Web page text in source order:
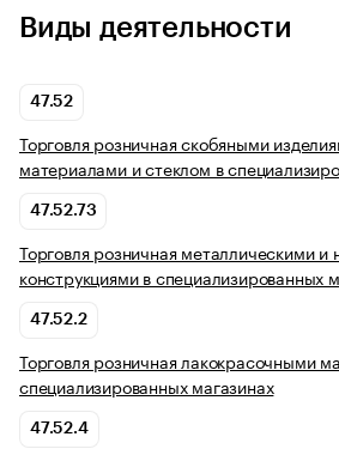
Виды деятельности
47.52
Торговля розничная скобяными
материалами и стеклом в
47.52.73
Торговля розничная металлическими и
конструкциями в специализированных
47.52.2
Торговля розничная лакокрасочными
специализированных магазинах
47.52.4